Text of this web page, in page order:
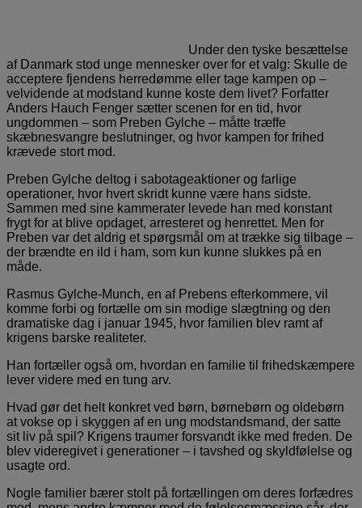
Under den tyske besættelse
af Danmark stod unge mennesker over for et valg: Skulle de
acceptere fjendens herredømme eller tage kampen op –
velvidende at modstand kunne koste dem livet? Forfatter
Anders Hauch Fenger sætter scenen for en tid, hvor
ungdommen – som Preben Gylche – måtte træffe
skæbnesvangre beslutninger, og hvor kampen for frihed
krævede stort mod.
Preben Gylche deltog i sabotageaktioner og farlige
operationer, hvor hvert skridt kunne være hans sidste.
Sammen med sine kammerater levede han med konstant
frygt for at blive opdaget, arresteret og henrettet. Men for
Preben var det aldrig et spørgsmål om at trække sig tilbage –
der brændte en ild i ham, som kun kunne slukkes på en
måde.
Rasmus Gylche-Munch, en af Prebens efterkommere, vil
komme forbi og fortælle om sin modige slægtning og den
dramatiske dag i januar 1945, hvor familien blev ramt af
krigens barske realiteter.
Han fortæller også om, hvordan en familie til frihedskæmpere
lever videre med en tung arv.
Hvad gør det helt konkret ved børn, børnebørn og oldebørn
at vokse op i skyggen af en ung modstandsmand, der satte
sit liv på spil? Krigens traumer forsvandt ikke med freden. De
blev videregivet i generationer – i tavshed og skyldfølelse og
usagte ord.
Nogle familier bærer stolt på fortællingen om deres forfædres